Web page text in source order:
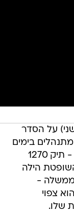
על הסדר
בימים
אלה נגד ראש הממשלה. באחד מהם - תיק 1270
הילה
-
צפוי
שלו.